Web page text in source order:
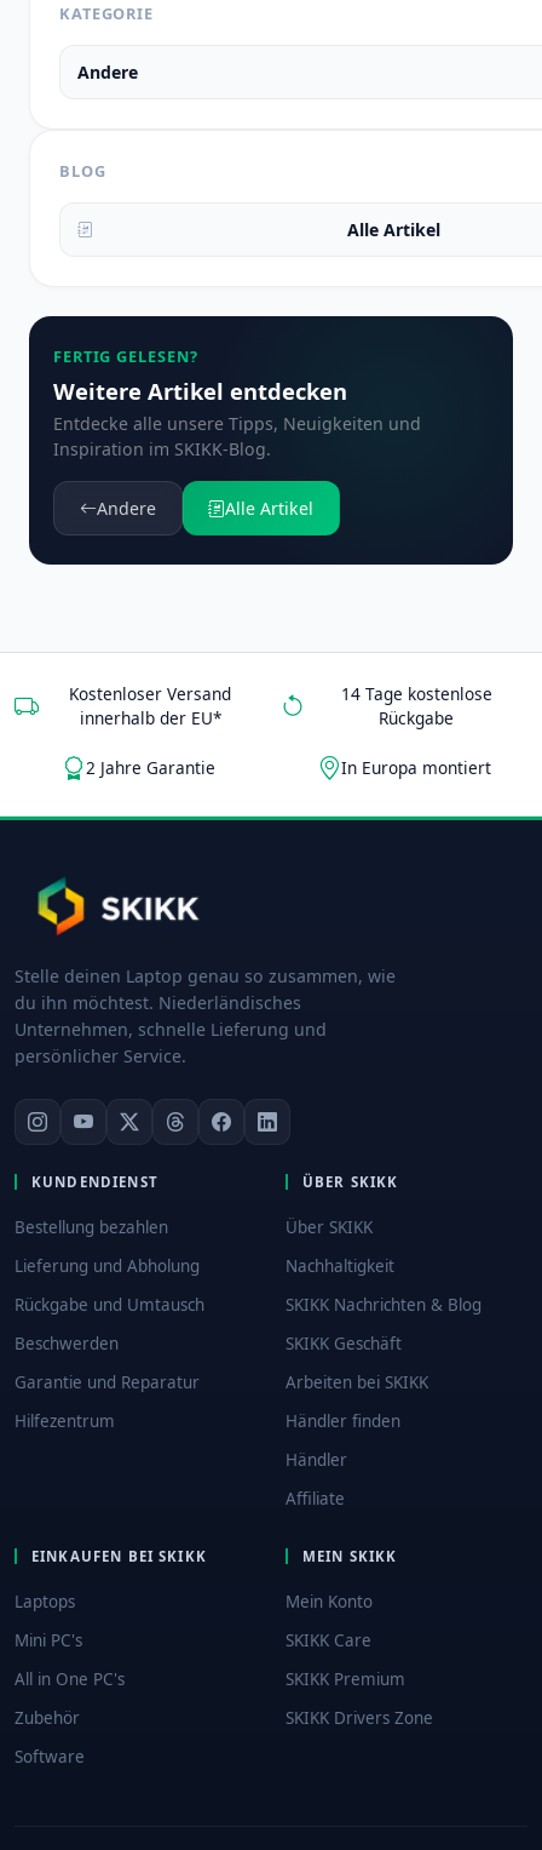
KATEGORIE
Andere
BLOG
Alle Artikel
FERTIG GELESEN?
Weitere Artikel entdecken
Entdecke alle unsere Tipps, Neuigkeiten und
Inspiration im SKIKK-Blog.
Andere Alle Artikel
Kostenloser Versand
innerhalb der EU*
14 Tage kostenlose
Rückgabe
2 Jahre Garantie In Europa montiert
Stelle deinen Laptop genau so zusammen, wie
du ihn möchtest. Niederländisches
Unternehmen, schnelle Lieferung und
persönlicher Service.
KUNDENDIENST
Bestellung bezahlen
Lieferung und Abholung
Rückgabe und Umtausch
Beschwerden
Garantie und Reparatur
Hilfezentrum
ÜBER SKIKK
Über SKIKK
Nachhaltigkeit
SKIKK Nachrichten & Blog
SKIKK Geschäft
Arbeiten bei SKIKK
Händler finden
Händler
Affiliate
EINKAUFEN BEI SKIKK
Laptops
Mini PC's
All in One PC's
Zubehör
Software
MEIN SKIKK
Mein Konto
SKIKK Care
SKIKK Premium
SKIKK Drivers Zone